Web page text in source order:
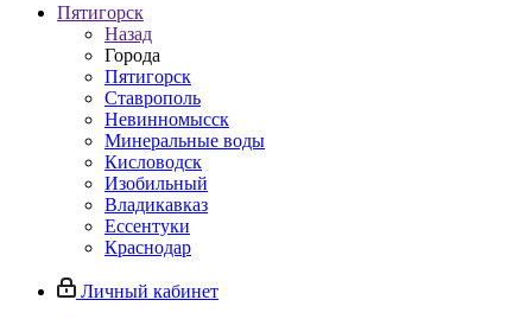
Пятигорск
Назад
Города
Пятигорск
Ставрополь
Невинномысск
Минеральные воды
Кисловодск
Изобильный
Владикавказ
Ессентуки
Краснодар
Личный кабинет